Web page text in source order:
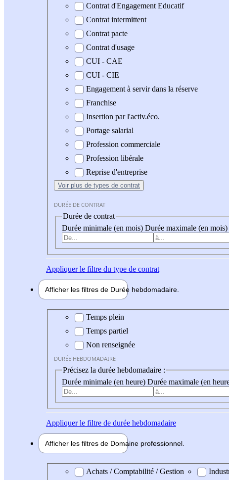
Contrat d'Engagement Educatif
Contrat intermittent
Contrat pacte
Contrat d'usage
CUI - CAE
CUI - CIE
Engagement à servir dans la réserve
Franchise
Insertion par l'activ.éco.
Portage salarial
Profession commerciale
Profession libérale
Reprise d'entreprise
Voir plus de types de contrat
DURÉE DE CONTRAT
Durée de contrat
Durée minimale (en mois) Durée maximale (en mois)
Appliquerle filtre du type de contrat
Afficher les filtres de Durée hebdomadaire
Durée hebdomadaire
Temps plein
Temps partiel
Non renseignée
DURÉE HEBDOMADAIRE
Précisez la durée hebdomadaire :
Durée minimale (en heure) Durée maximale (en
Appliquerle filtre de durée hebdomadaire
Afficher les filtres de Domaine professionnel
Domaine professionel
Achats / Comptabilité / Gestion